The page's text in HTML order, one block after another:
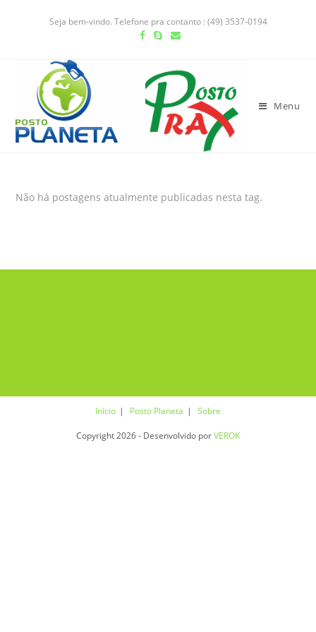
Seja bem-vindo. Telefone pra contanto : (49) 3537-0194
Menu
Não há postagens atualmente publicadas nesta tag.
Início Posto Planeta Sobre
Copyright 2026 - Desenvolvido porVEROK